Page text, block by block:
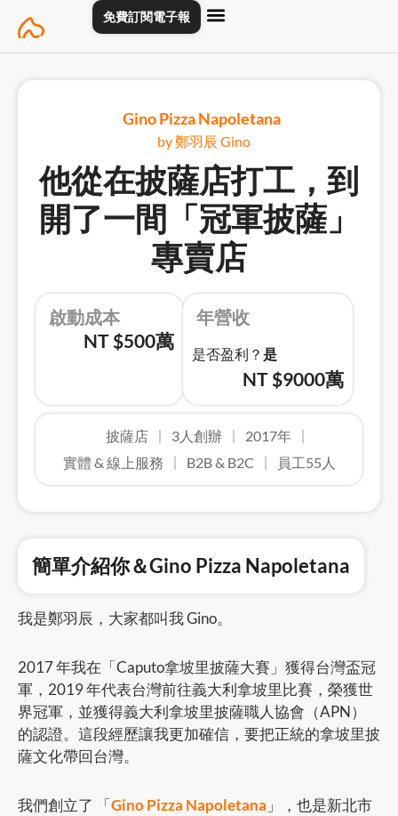
content
免費訂閱電子報
Gino Pizza Napoletana
by 鄭羽辰 Gino
他從在披薩店打工，到
開了一間「冠軍披薩」
專賣店
啟動成本
NT $500萬
年營收
是否盈利？ 是
NT $9000萬
披薩店 3人創辦
2017年
實體 & 線上服務
B2B & B2C 員工55人
簡單介紹你＆Gino Pizza Napoletana
我是鄭羽辰，大家都叫我 Gino。
2017 年我在「Caputo拿坡里披薩大賽」獲得台灣盃冠
軍，2019 年代表台灣前往義大利拿坡里比賽，榮獲世
界冠軍，並獲得義大利拿坡里披薩職人協會（APN）
的認證。這段經歷讓我更加確信，要把正統的拿坡里披
薩文化帶回台灣。
我們創立了 「Gino Pizza Napoletana 」，也是新北市